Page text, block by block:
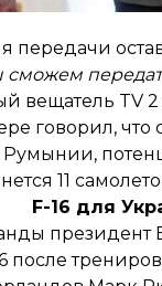
передачи
сможем
TV 2
говорил, что
11
F-16 для
после